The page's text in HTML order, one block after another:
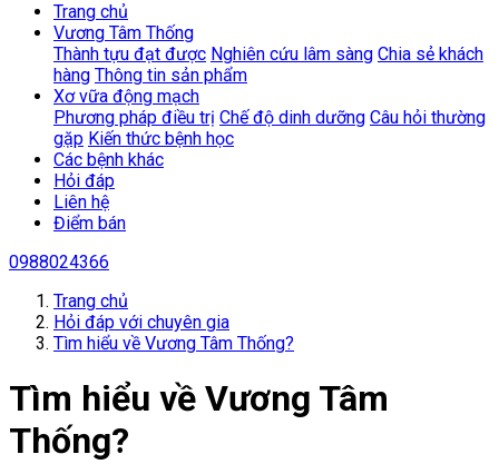
Trang chủ
Vương Tâm Thống
Thành tựu đạt được Nghiên cứu lâm sàng Chia sẻ khách
hàng Thông tin sản phẩm
Xơ vữa động mạch
Phương pháp điều trị Chế độ dinh dưỡng Câu hỏi thường
gặp Kiến thức bệnh học
Các bệnh khác
Hỏi đáp
Liên hệ
Điểm bán
0988024366
Trang chủ
Hỏi đáp với chuyên gia
Tìm hiểu về Vương Tâm Thống?
Tìm hiểu về Vương Tâm
Thống?